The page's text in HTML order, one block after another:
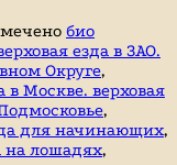
Фортуна
био
езда в ЗАО.
Округе,
в Москве. верховая
,
для начинающих,
на лошадях,